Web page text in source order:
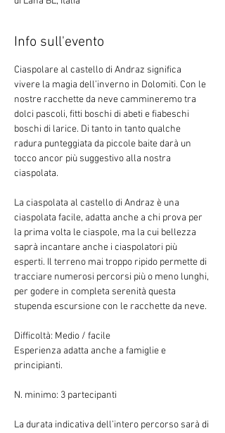
Info sull'evento
Ciaspolare al castello di Andraz significa
vivere la magia dell’inverno in Dolomiti. Con le
nostre racchette da neve cammineremo tra
dolci pascoli, fitti boschi di abeti e fiabeschi
boschi di larice. Di tanto in tanto qualche
radura punteggiata da piccole baite darà un
tocco ancor più suggestivo alla nostra
ciaspolata.
La ciaspolata al castello di Andraz è una
ciaspolata facile, adatta anche a chi prova per
la prima volta le ciaspole, ma la cui bellezza
saprà incantare anche i ciaspolatori più
esperti. Il terreno mai troppo ripido permette di
tracciare numerosi percorsi più o meno lunghi,
per godere in completa serenità questa
stupenda escursione con le racchette da neve.
Difficoltà: Medio / facile
Esperienza adatta anche a famiglie e
principianti.
N. minimo: 3 partecipanti
La durata indicativa dell’intero percorso sarà di